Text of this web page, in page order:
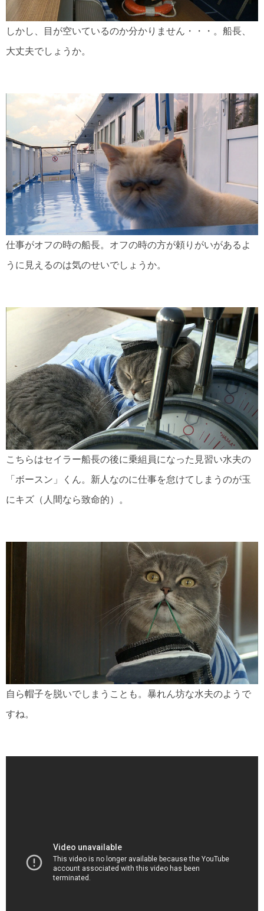
しかし、目が空いているのか分かりません・・・。船長、
大丈夫でしょうか。
仕事がオフの時の船長。オフの時の方が頼りがいがあるよ
うに見えるのは気のせいでしょうか。
こちらはセイラー船長の後に乗組員になった見習い水夫の
「ボースン」くん。新人なのに仕事を怠けてしまうのが玉
にキズ（人間なら致命的）。
自ら帽子を脱いでしまうことも。暴れん坊な水夫のようで
すね。